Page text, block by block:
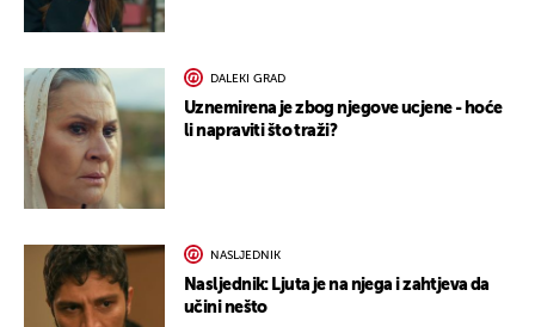
DALEKI GRAD
Uznemirena je zbog njegove ucjene - hoće
li napraviti što traži?
NASLJEDNIK
Nasljednik: Ljuta je na njega i zahtjeva da
učini nešto